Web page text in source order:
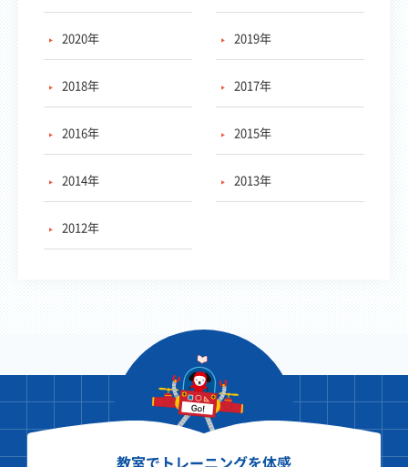
2020年 2019年
2018年 2017年
2016年 2015年
2014年 2013年
2012年
教室でトレーニングを体感